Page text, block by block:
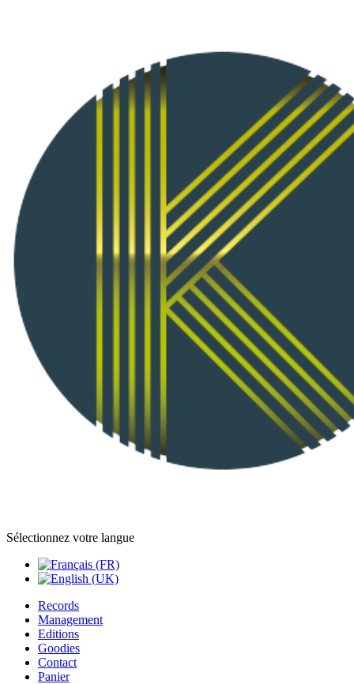
Sélectionnez votre langue
Records
Management
Editions
Goodies
Contact
Panier